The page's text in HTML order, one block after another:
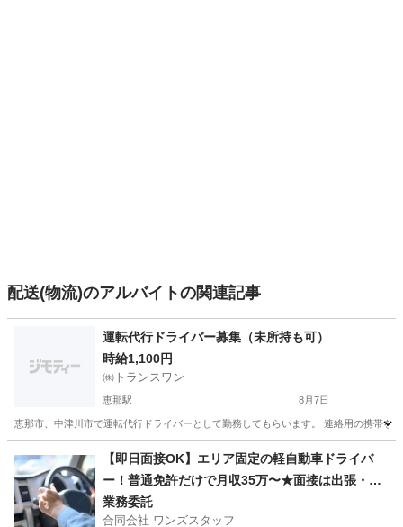
配送(物流)のアルバイトの関連記事
運転代行ドライバー募集（未所持も可）
時給1,100円
㈱トランスワン
恵那駅 8月7日
恵那市、中津川市で運転代行ドライバーとして勤務してもらいます。 連絡用の携帯
恵那駅 ドライバー 給料
【即日面接OK】エリア固定の軽自動車ドライバ
ー！普通免許だけで月収35万〜★面接は出張・オ
ンラインOK！車レンタルあり・直行直帰
業務委託
合同会社 ワンズスタッフ